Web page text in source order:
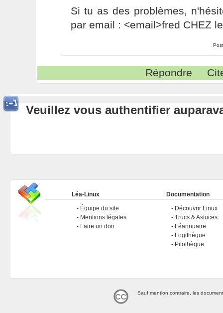
Si tu as des problèmes,
par email : <email>fred CHEZ
Répondre
Veuillez vous authentifier
Léa-Linux
Équipe du site
Mentions légales
Faire un don
Documentation
Découvrir Linux
Trucs & Astuces
Léannuaire
Logithèque
Pilothèque
Sauf mention contraire, les